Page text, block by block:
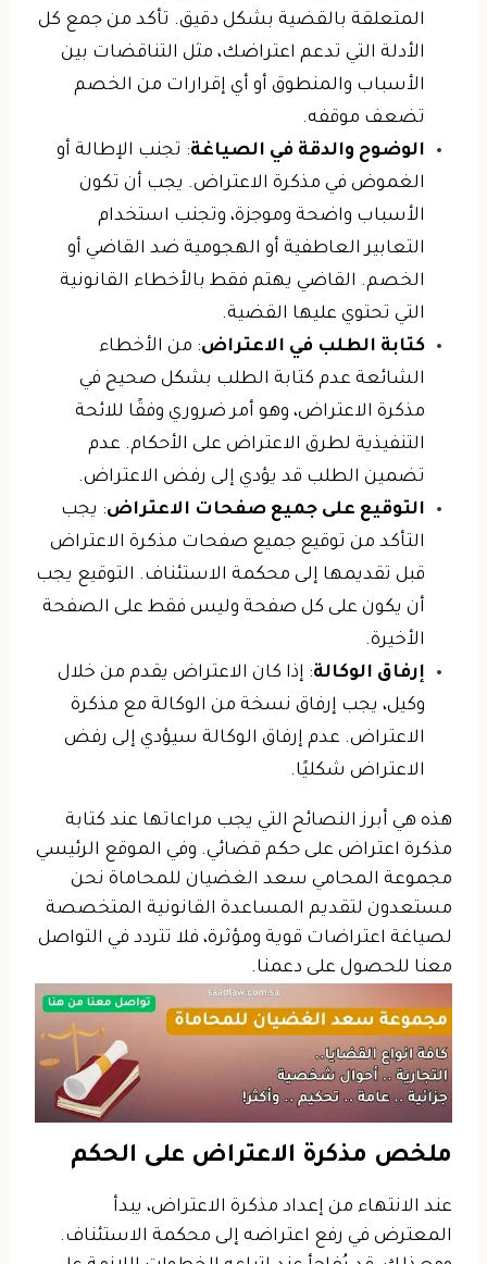
المتعلقة بالقضية بشكل دقيق. تأكد من جمع كل
الأدلة التي تدعم اعتراضك، مثل التناقضات بين
الأسباب والمنطوق أو أي إقرارات من الخصم
تضعف موقفه.
الوضوح والدقة في الصياغة: تجنب الإطالة أو
الغموض في مذكرة الاعتراض. يجب أن تكون
الأسباب واضحة وموجزة، وتجنب استخدام
التعابير العاطفية أو الهجومية ضد القاضي أو
الخصم. القاضي يهتم فقط بالأخطاء القانونية
التي تحتوي عليها القضية.
كتابة الطلب في الاعتراض: من الأخطاء
الشائعة عدم كتابة الطلب بشكل صحيح في
مذكرة الاعتراض، وهو أمر ضروري وفقًا للائحة
التنفيذية لطرق الاعتراض على الأحكام. عدم
تضمين الطلب قد يؤدي إلى رفض الاعتراض.
التوقيع على جميع صفحات الاعتراض: يجب
التأكد من توقيع جميع صفحات مذكرة الاعتراض
قبل تقديمها إلى محكمة الاستئناف. التوقيع يجب
أن يكون على كل صفحة وليس فقط على الصفحة
الأخيرة.
إرفاق الوكالة: إذا كان الاعتراض يقدم من خلال
وكيل، يجب إرفاق نسخة من الوكالة مع مذكرة
الاعتراض. عدم إرفاق الوكالة سيؤدي إلى رفض
الاعتراض شكليًا.
هذه هي أبرز النصائح التي يجب مراعاتها عند كتابة
مذكرة اعتراض على حكم قضائي. وفي الموقع الرئيسي
مجموعة المحامي سعد الغضيان للمحاماة نحن
مستعدون لتقديم المساعدة القانونية المتخصصة
لصياغة اعتراضات قوية ومؤثرة، فلا تتردد في التواصل
معنا للحصول على دعمنا.
ملخص مذكرة الاعتراض على الحكم
عند الانتهاء من إعداد مذكرة الاعتراض، يبدأ
المعترض في رفع اعتراضه إلى محكمة الاستئناف.